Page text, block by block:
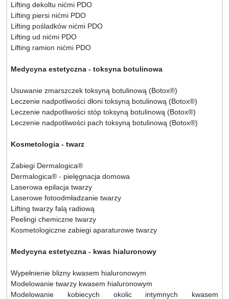
Lifting dekoltu nićmi PDO
Lifting piersi nićmi PDO
Lifting pośladków nićmi PDO
Lifting ud nićmi PDO
Lifting ramion nićmi PDO
Medycyna estetyczna - toksyna botulinowa
Usuwanie zmarszczek toksyną botulinową (Botox®)
Leczenie nadpotliwości dłoni toksyną botulinową (Botox®)
Leczenie nadpotliwości stóp toksyną botulinową (Botox®)
Leczenie nadpotliwości pach toksyną botulinową (Botox®)
Kosmetologia - twarz
Zabiegi Dermalogica®
Dermalogica® - pielęgnacja domowa
Laserowa epilacja twarzy
Laserowe fotoodmładzanie twarzy
Lifting twarzy falą radiową
Peelingi chemiczne twarzy
Kosmetologiczne zabiegi aparaturowe twarzy
Medycyna estetyczna - kwas hialuronowy
Wypełnienie blizny kwasem hialuronowym
Modelowanie twarzy kwasem hialuronowym
Modelowanie kobiecych okolic intymnych kwasem